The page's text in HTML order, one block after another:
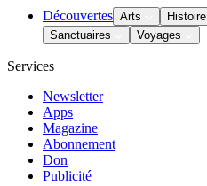
Découvertes Arts Histoire
Sanctuaires
Voyages
Services
Newsletter
Apps
Magazine
Abonnement
Don
Publicité